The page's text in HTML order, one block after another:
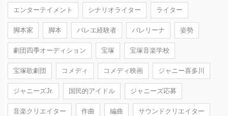
エンターテイメント シナリオライター ライター
脚本家 脚本 バレエ経験者 バレリーナ 姿勢
劇団四季オーディション 宝塚 宝塚音楽学校
宝塚歌劇団 コメディ コメディ映画 ジャニー喜多川
ジャニーズJr. 国民的アイドル ジャニーズ応募
音楽クリエイター 作曲 編曲 サウンドクリエイター